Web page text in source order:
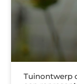
Tuinontwerp